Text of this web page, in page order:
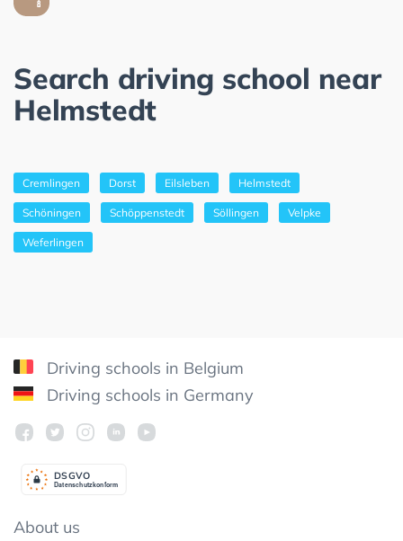
Search driving school near
Helmstedt
Cremlingen Dorst Eilsleben Helmstedt
Schöningen Schöppenstedt Söllingen Velpke
Weferlingen
Driving schools in Belgium
Driving schools in Germany
Datenschutzkonform
DSGVO
About us